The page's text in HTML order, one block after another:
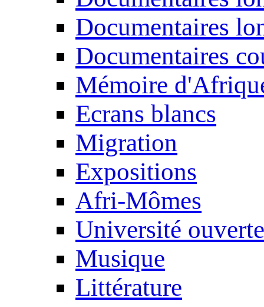
Documentaires
Documentaires
Mémoire
Ecrans blancs
Migration
Expositions
Afri-Mômes
Université ouverte
Musique
Littérature